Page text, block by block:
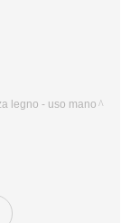
legno - uso mano